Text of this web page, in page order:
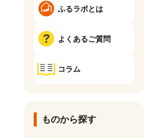
ふるラボとは
よくあるご質問
コラム
ものから探す